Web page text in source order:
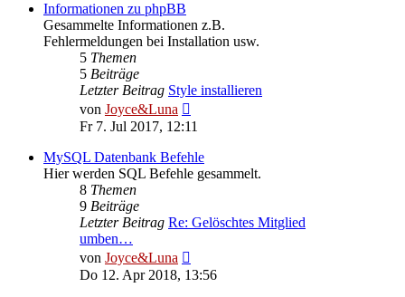
Informationen zu phpBB
Gesammelte Informationen z.B.
Fehlermeldungen bei Installation usw.
5 Themen
5 Beiträge
Letzter Beitrag Style installieren
von Joyce&Luna
Beitrag
Fr 7. Jul 2017, 12:11
MySQL Datenbank Befehle
Hier werden SQL Befehle gesammelt.
8 Themen
9 Beiträge
Letzter Beitrag Re: Gelöschtes Mitglied
umben…
von Joyce&Luna
Beitrag
Do 12. Apr 2018, 13:56